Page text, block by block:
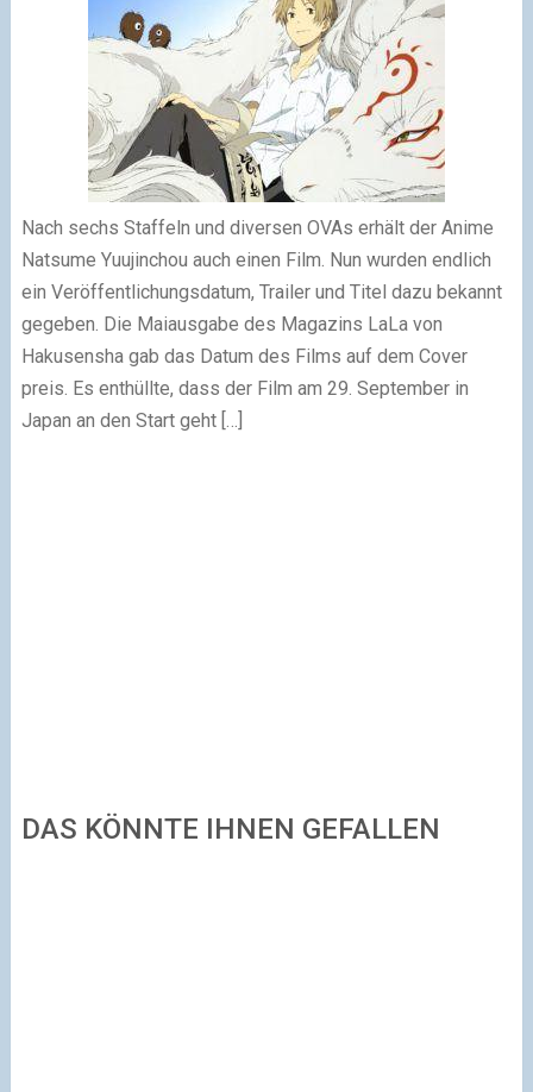
Nach sechs Staffeln und diversen OVAs erhält der Anime
Natsume Yuujinchou auch einen Film. Nun wurden endlich
ein Veröffentlichungsdatum, Trailer und Titel dazu bekannt
gegeben. Die Maiausgabe des Magazins LaLa von
Hakusensha gab das Datum des Films auf dem Cover
preis. Es enthüllte, dass der Film am 29. September in
Japan an den Start geht […]
DAS KÖNNTE IHNEN GEFALLEN